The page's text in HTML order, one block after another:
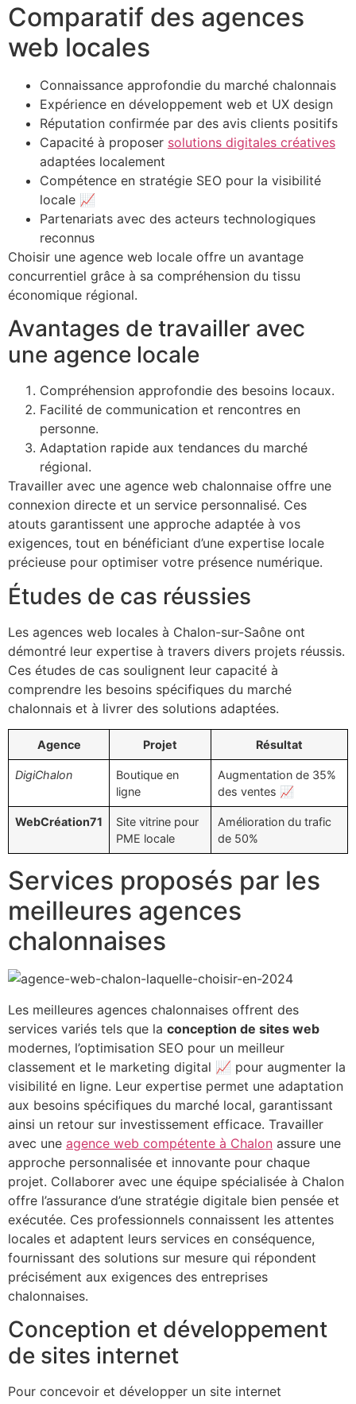
Comparatif des agences
web locales
Connaissance approfondie du marché chalonnais
Expérience en développement web et UX design
Réputation confirmée par des avis clients positifs
Capacité à proposer solutions digitales créatives
adaptées localement
Compétence en stratégie SEO pour la visibilité
locale 📈
Partenariats avec des acteurs technologiques
reconnus
Choisir une agence web locale offre un avantage
concurrentiel grâce à sa compréhension du tissu
économique régional.
Avantages de travailler avec
une agence locale
Compréhension approfondie des besoins locaux.
Facilité de communication et rencontres en
personne.
Adaptation rapide aux tendances du marché
régional.
Travailler avec une agence web chalonnaise offre une
connexion directe et un service personnalisé. Ces
atouts garantissent une approche adaptée à vos
exigences, tout en bénéficiant d’une expertise locale
précieuse pour optimiser votre présence numérique.
Études de cas réussies
Les agences web locales à Chalon-sur-Saône ont
démontré leur expertise à travers divers projets réussis.
Ces études de cas soulignent leur capacité à
comprendre les besoins spécifiques du marché
chalonnais et à livrer des solutions adaptées.
Agence Projet Résultat
DigiChalon
Boutique en
ligne
Augmentation de 35%
des ventes 📈
WebCréation71
Site vitrine pour
PME locale
Amélioration du trafic
de 50%
Services proposés par les
meilleures agences
chalonnaises
Les meilleures agences chalonnaises offrent des
services variés tels que la conception de sites web
modernes, l’optimisation SEO pour un meilleur
classement et le marketing digital 📈 pour augmenter la
visibilité en ligne. Leur expertise permet une adaptation
aux besoins spécifiques du marché local, garantissant
ainsi un retour sur investissement efficace. Travailler
avec une agence web compétente à Chalon assure une
approche personnalisée et innovante pour chaque
projet. Collaborer avec une équipe spécialisée à Chalon
offre l’assurance d’une stratégie digitale bien pensée et
exécutée. Ces professionnels connaissent les attentes
locales et adaptent leurs services en conséquence,
fournissant des solutions sur mesure qui répondent
précisément aux exigences des entreprises
chalonnaises.
Conception et développement
de sites internet
Pour concevoir et développer un site internet